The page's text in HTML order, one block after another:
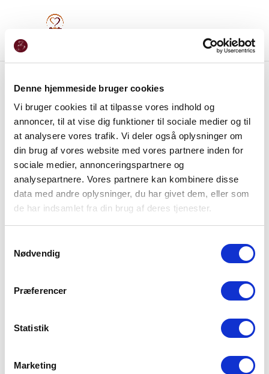
Denne hjemmeside bruger cookies
Vi bruger cookies til at tilpasse vores indhold og
annoncer, til at vise dig funktioner til sociale medier og til
at analysere vores trafik. Vi deler også oplysninger om
din brug af vores website med vores partnere inden for
sociale medier, annonceringspartnere og
analysepartnere. Vores partnere kan kombinere disse
data med andre oplysninger, du har givet dem, eller som
de har indsamlet fra din brug af deres tjenester.
Nødvendig
Præferencer
Statistik
Marketing
Americano